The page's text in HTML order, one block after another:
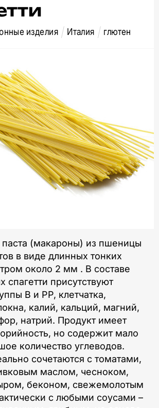
изделия Италия глютен
паста (макароны) из пшеницы
в виде длинных тонких
около 2 мм . В составе
спагетти присутствуют
В и РР, клетчатка,
калий, кальций, магний,
натрий. Продукт имеет
но содержит мало
количество углеводов.
сочетаются с томатами,
маслом, чесноком,
беконом, свежемолотым
с любыми соусами –